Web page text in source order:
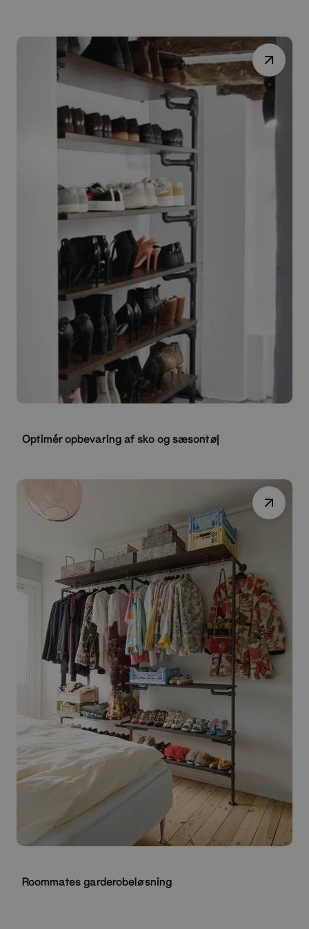
Optimér opbevaring af sko og sæsontøj
Roommates garderobeløsning